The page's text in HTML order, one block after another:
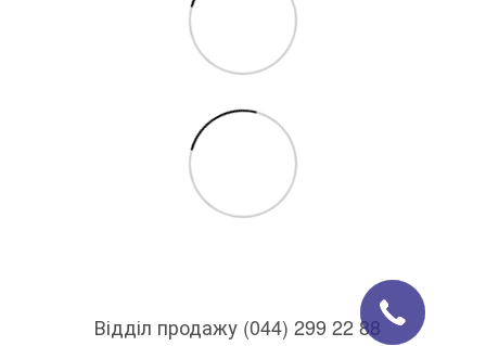
Відділ продажу (044) 299 22 88